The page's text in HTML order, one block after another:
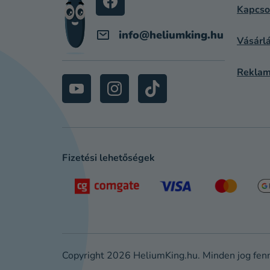
info@heliumking.hu
Fizetési lehetőségek
Copyright 2026 HeliumKing.hu. Minden jog